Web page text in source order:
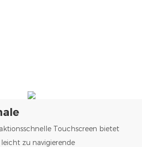
Touchscreen bietet
zu navigierende